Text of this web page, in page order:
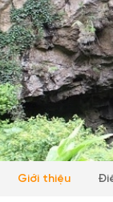
Giới thiệu